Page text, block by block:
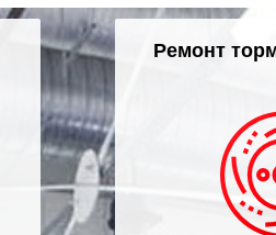
Ремонт